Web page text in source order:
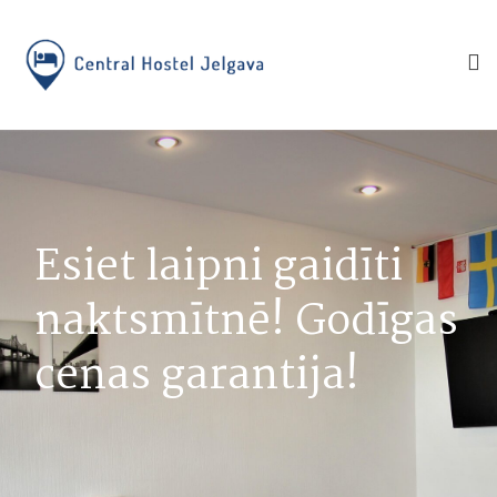
Esiet laipni gaidīti
naktsmītnē! Godīgas
cenas garantija!